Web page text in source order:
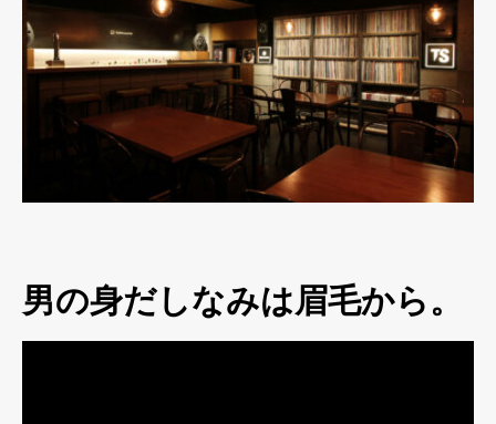
男の身だしなみは眉毛から。